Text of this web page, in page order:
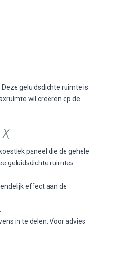
Deze geluidsdichte ruimte is
wil creëren op de
paneel die de gehele
geluidsdichte ruimtes
effect aan de
in te delen. Voor advies